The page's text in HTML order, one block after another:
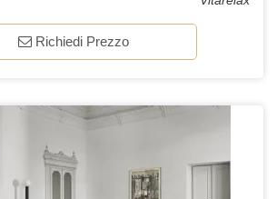
Richiedi Prezzo